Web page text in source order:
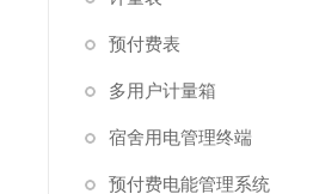
预付费表
多用户计量箱
宿舍用电管理终端
预付费电能管理系统